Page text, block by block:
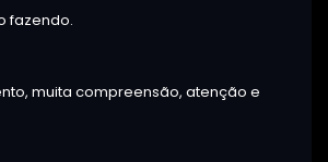
fazendo.
muita compreensão, atenção e